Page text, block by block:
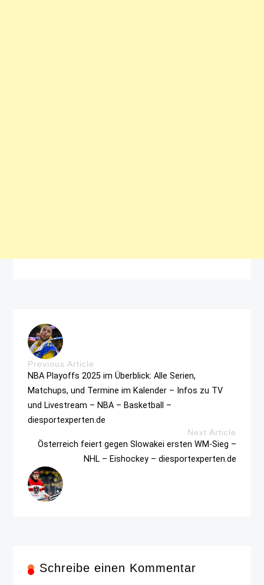
Previous Article
NBA Playoffs 2025 im Überblick: Alle Serien,
Matchups, und Termine im Kalender – Infos zu TV
und Livestream – NBA – Basketball –
diesportexperten.de
Next Article
Österreich feiert gegen Slowakei ersten WM-Sieg –
NHL – Eishockey – diesportexperten.de
Schreibe einen Kommentar